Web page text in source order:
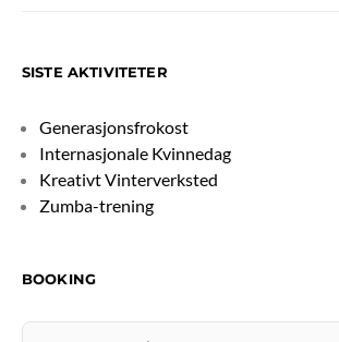
SISTE AKTIVITETER
Generasjonsfrokost
Internasjonale Kvinnedag
Kreativt Vinterverksted
Zumba-trening
BOOKING